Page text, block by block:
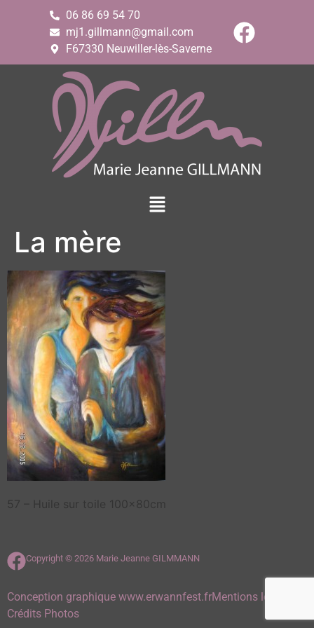
06 86 69 54 70
mj1.gillmann@gmail.com
F67330 Neuwiller-lès-Saverne
La mère
57 – Huile sur toile 100x80cm
Copyright © 2026 Marie Jeanne GILMMANN
Conception graphique www.erwannfest.frMentions légales
Crédits Photos